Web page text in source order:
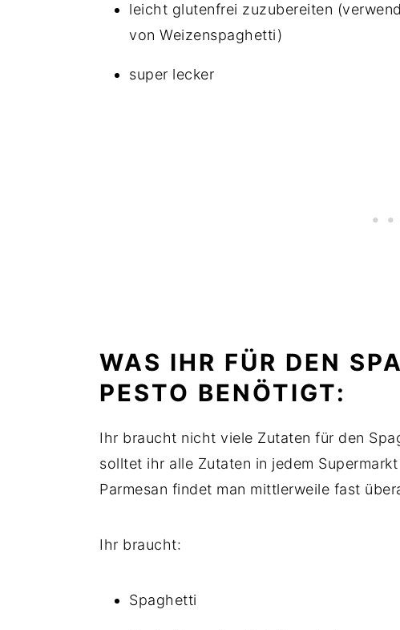
leicht glutenfrei zuzubereiten
von Weizenspaghetti)
super lecker
WAS IHR FÜR DEN
PESTO BENÖTIGT:
Ihr braucht nicht viele Zutaten für den
solltet ihr alle Zutaten in jedem
Parmesan findet man mittlerweile fast
Ihr braucht:
Spaghetti